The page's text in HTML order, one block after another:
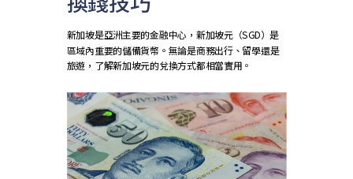
新加坡是亞洲主要的金融中心，新加坡元（SGD）是
區域內重要的儲備貨幣。無論是商務出行、留學還是
旅遊，了解新加坡元的兌換方式都相當實用。